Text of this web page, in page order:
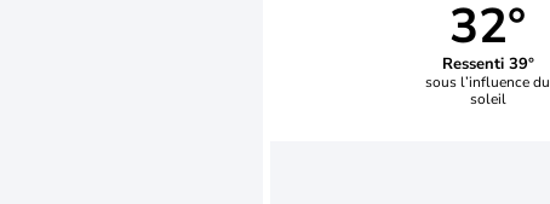
32°
Ressenti 39°
sous l’influence du
soleil